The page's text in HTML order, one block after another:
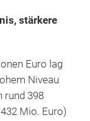
stärkere
Euro lag
Niveau
rund 398
Mio. Euro)